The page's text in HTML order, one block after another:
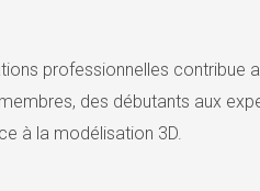
professionnelles contribue
des débutants aux
à la modélisation 3D.